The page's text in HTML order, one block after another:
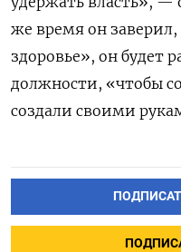
же время он заверил,
здоровье», он будет
должности, «чтобы
создали своими